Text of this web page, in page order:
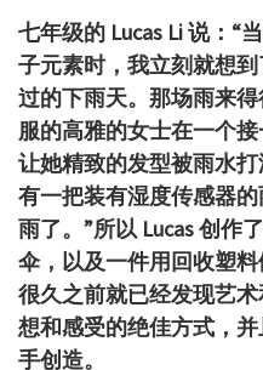
七年级的 Lucas Li 说：“
子元素时，我立刻就想
过的下雨天。那场雨来
服的高雅的女士在一个
让她精致的发型被雨水打
有一把装有湿度传感器
雨了。 ”所以 Lucas 创作
伞，以及一件用回收塑料
很久之前就已经发现艺
想和感受的绝佳方式，
手创造。